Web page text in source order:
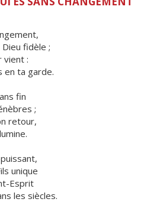
fidèle ;
vient :
en ta garde.
fin
;
retour,
unique
Esprit
les siècles.